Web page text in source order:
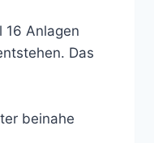
16 Anlagen
Das
beinahe